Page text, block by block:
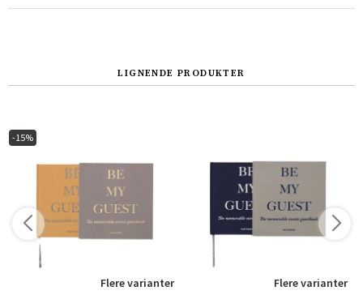
Sverige
Danmark
LIGNENDE PRODUKTER
-15%
Flere varianter
Flere varianter